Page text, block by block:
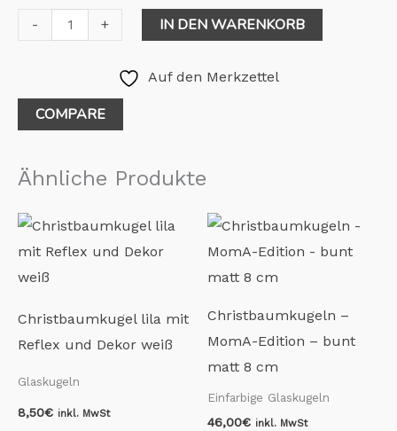
- + IN DEN WARENKORB
Auf den Merkzettel
COMPARE
Ähnliche Produkte
Christbaumkugel lila mit
Reflex und Dekor weiß
Glaskugeln
8,50€ inkl. MwSt
Christbaumkugeln –
MomA-Edition – bunt
matt 8 cm
Einfarbige Glaskugeln
46,00€ inkl. MwSt